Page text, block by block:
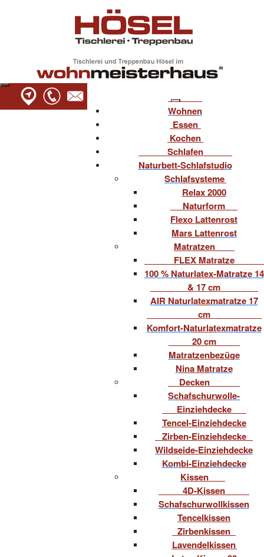
Wohnen
Essen
Kochen
Schlafen
Naturbett-Schlafstudio
Schlafsysteme
Relax 2000
Naturform
Flexo Lattenrost
Mars Lattenrost
Matratzen
FLEX Matratze
100 % Naturlatex-Matratze 14
& 17 cm
AIR Naturlatexmatratze 17
cm
Komfort-Naturlatexmatratze
20 cm
Matratzenbezüge
Nina Matratze
Decken
Schafschurwolle-
Einziehdecke
Tencel-Einziehdecke
Zirben-Einziehdecke
Wildseide-Einziehdecke
Kombi-Einziehdecke
Kissen
4D-Kissen
Schafschurwollkissen
Tencelkissen
Zirbenkissen
Lavendelkissen